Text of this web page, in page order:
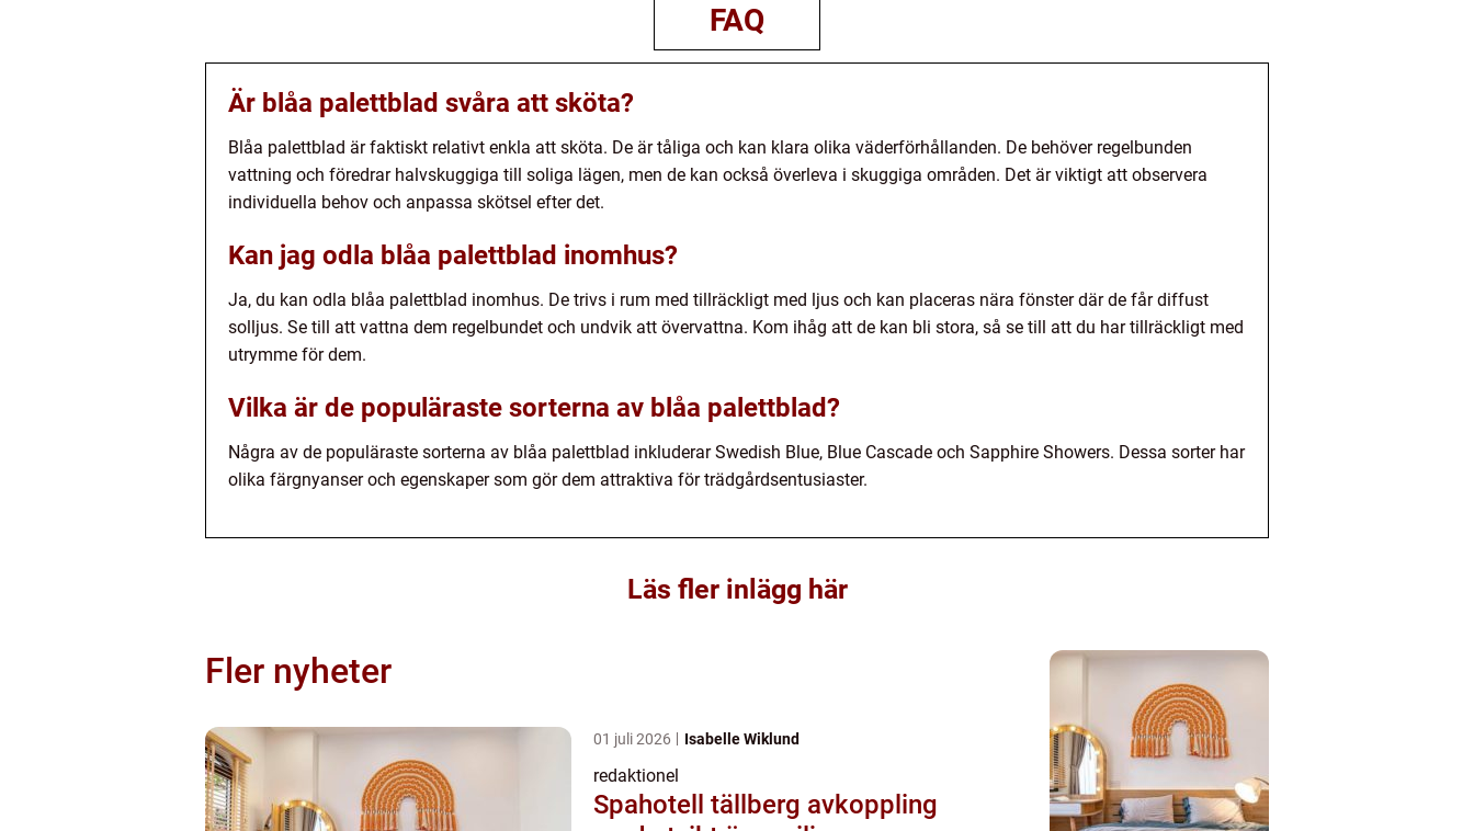
FAQ
Är blåa palettblad svåra att sköta?
Blåa palettblad är faktiskt relativt enkla att sköta. De är tåliga och kan klara olika väderförhållanden. De behöver regelbunden
vattning och föredrar halvskuggiga till soliga lägen, men de kan också överleva i skuggiga områden. Det är viktigt att observera
individuella behov och anpassa skötsel efter det.
Kan jag odla blåa palettblad inomhus?
Ja, du kan odla blåa palettblad inomhus. De trivs i rum med tillräckligt med ljus och kan placeras nära fönster där de får diffust
solljus. Se till att vattna dem regelbundet och undvik att övervattna. Kom ihåg att de kan bli stora, så se till att du har tillräckligt med
utrymme för dem.
Vilka är de populäraste sorterna av blåa palettblad?
Några av de populäraste sorterna av blåa palettblad inkluderar Swedish Blue, Blue Cascade och Sapphire Showers. Dessa sorter har
olika färgnyanser och egenskaper som gör dem attraktiva för trädgårdsentusiaster.
Läs fler inlägg här
Fler nyheter
01 juli 2026 Isabelle Wiklund
redaktionel
Spahotell tällberg avkoppling